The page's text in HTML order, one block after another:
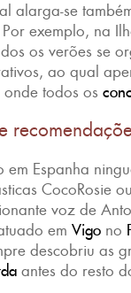
alarga-se
exemplo, na
os verões se
ao qual
todos os
em Espanha
CocoRosie
voz de
em Vigo no
descobriu as
antes do resto